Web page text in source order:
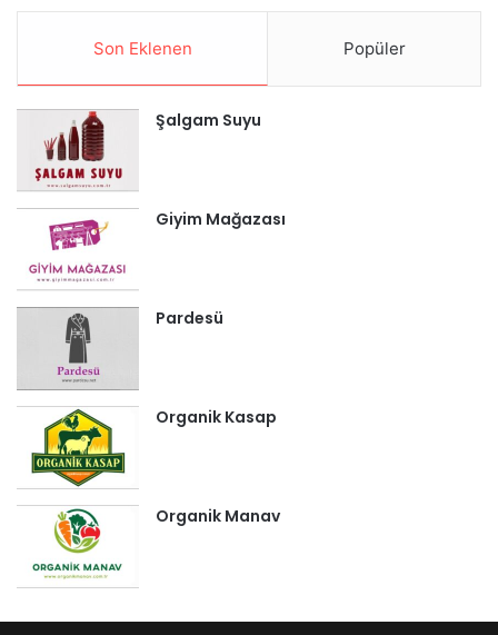
Son Eklenen Popüler
Şalgam Suyu
Giyim Mağazası
Pardesü
Organik Kasap
Organik Manav